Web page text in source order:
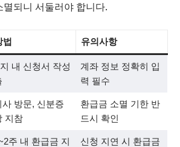
되니 서둘러야 합니다.
법 유의사항
내 신청서 작성
계좌 정보 정확히 입
력 필수
사 방문, 신분증
지참
환급금 소멸 기한 반
드시 확인
주 내 환급금 지
신청 지연 시 환급금